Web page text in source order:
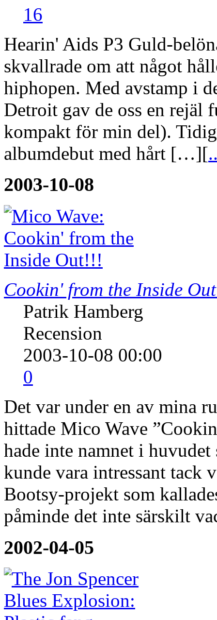
16
Hearin' Aids P3 Guld-
skvallrade om att något
hiphopen. Med avstamp i
Detroit gav de oss en rejäl
kompakt för min del).
albumdebut med hårt […][
2003-10-08
Cookin' from the Inside
Patrik Hamberg
Recension
2003-10-08 00:00
0
Det var under en av mina
hittade Mico Wave
hade inte namnet i huvudet
kunde vara intressant tack
Bootsy-projekt som
påminde det inte särskilt
2002-04-05